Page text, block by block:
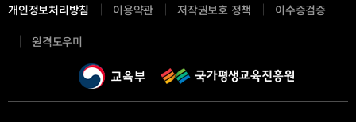
개인정보처리방침 이용약관 저작권보호 정책
이수증검증
원격도우미새
창
열